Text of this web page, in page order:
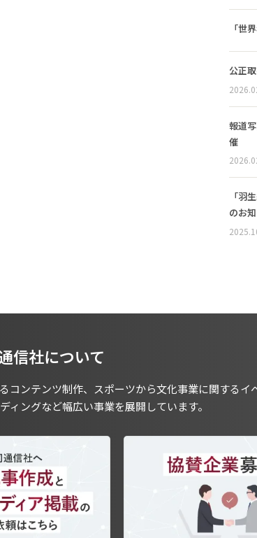
「世
公正
報道
催
「羽
のお
信社について
ンテンツ制作、スポーツから文化事業に関するイ
ィングなど幅広い事業を展開しています。